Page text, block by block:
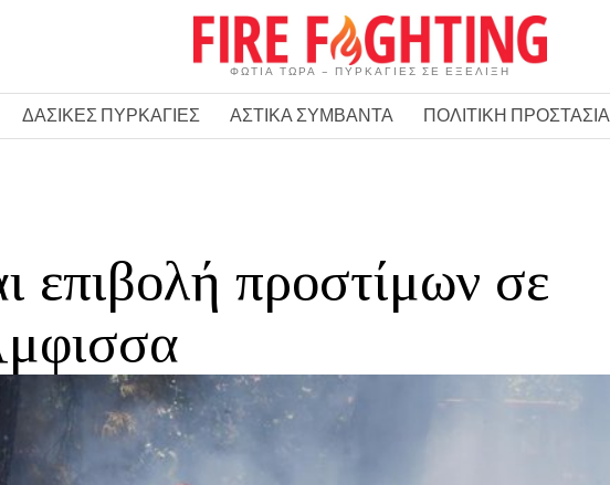
ΦΩΤΙΑ ΤΩΡΑ – ΠΥΡΚΑΓΙΕΣ ΣΕ ΕΞΕΛΙΞΗ
ΔΑΣΙΚΕΣ ΠΥΡΚΑΓΙΕΣ ΑΣΤΙΚΑ ΣΥΜΒΑΝΤΑ ΠΟΛΙΤΙΚΗ ΠΡΟΣΤΑΣΙΑ
επιβολή προστίμων σε